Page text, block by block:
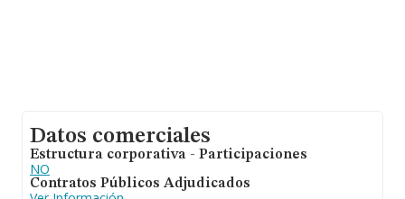
Datos comerciales
Estructura corporativa - Participaciones
NO
Contratos Públicos Adjudicados